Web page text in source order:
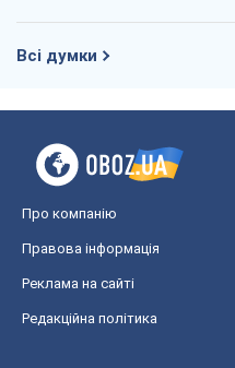
Всі думки
Про компанію
Правова інформація
Реклама на сайті
Редакційна політика